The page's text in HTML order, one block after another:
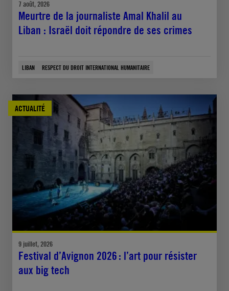
7 août, 2026
Meurtre de la journaliste Amal Khalil au
Liban : Israël doit répondre de ses crimes
LIBAN RESPECT DU DROIT INTERNATIONAL HUMANITAIRE
ACTUALITÉ
9 juillet, 2026
Festival d’Avignon 2026 : l’art pour résister
aux big tech